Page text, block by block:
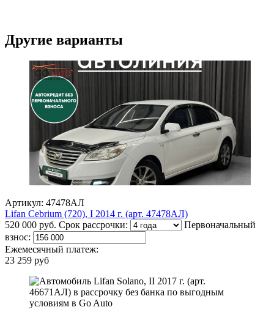
Другие варианты
Артикул: 47478АЛ
Lifan Cebrium (720), I 2014 г. (арт. 47478АЛ)
520 000 руб. Срок рассрочки:
Первоначальный
взнос:
Ежемесячный платеж:
23 259 руб